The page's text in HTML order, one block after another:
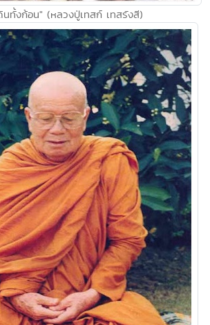
นทั้งก้อน" (หลวงปู่เทสก์ เทสรังสี)